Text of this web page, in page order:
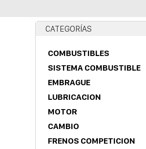
CATEGORÍAS
COMBUSTIBLES
SISTEMA COMBUSTIBLE
EMBRAGUE
LUBRICACION
MOTOR
CAMBIO
FRENOS COMPETICION